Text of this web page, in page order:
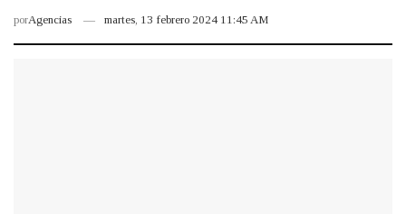
porAgencias martes, 13 febrero 2024 11:45 AM